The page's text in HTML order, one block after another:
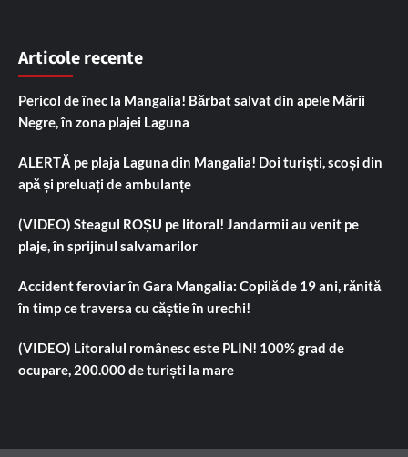
Articole recente
Pericol de înec la Mangalia! Bărbat salvat din apele Mării
Negre, în zona plajei Laguna
ALERTĂ pe plaja Laguna din Mangalia! Doi turiști, scoși din
apă și preluați de ambulanțe
(VIDEO) Steagul ROȘU pe litoral! Jandarmii au venit pe
plaje, în sprijinul salvamarilor
Accident feroviar în Gara Mangalia: Copilă de 19 ani, rănită
în timp ce traversa cu căștie în urechi!
(VIDEO) Litoralul românesc este PLIN! 100% grad de
ocupare, 200.000 de turiști la mare